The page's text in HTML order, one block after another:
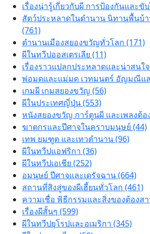
เรื่องน่ารู้เกี่ยวกับผี การป้องกันและขั
สัตว์ประหลาดในตำนาน นิทานพื้นบ้
(761)
ตำนานเมืองสยองขวัญทั่วโลก (171)
ผีในทวีปออสเตรเลีย (11)
เรื่องราวแปลกประหลาดและน่าสนใ
พ่อมดและแม่มด เวทมนตร์ อัญมณีแ
เกมผี เกมสยองขวัญ (56)
ผีในประเทศญี่ปุ่น (553)
หนังสยองขวัญ การ์ตูนผี และเพลงต้อ
ฆาตกรและปีศาจในคราบมนุษย์ (44)
เทพ ยมฑูต และเทวตำนาน (96)
ผีในทวีปแอฟริกา (36)
ผีในทวีปเอเชีย (252)
อมนุษย์ ปีศาจและเดรัจฉาน (664)
สถานที่สิงสู่ของผีเฮี้ยนทั่วโลก (461)
ความเชื่อ พิธีกรรมและสิ่งของต้องส
เรื่องผีสั้นๆ (599)
ผีในทวีปยุโรปและอเมริกา (345)